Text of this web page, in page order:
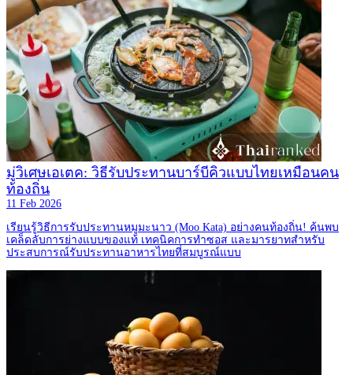
มู่วิเศษเอเตค: วิธีรับประทานบาร์บีคิวแบบไทยเหมือนคน
ท้องถิ่น
11 Feb 2026
เรียนรู้วิธีการรับประทานหมูมะนาว (Moo Kata) อย่างคนท้องถิ่น! ค้นพบ
เคล็ดลับการย่างแบบของแท้ เทคนิคการทำซอส และมารยาทสำหรับ
ประสบการณ์รับประทานอาหารไทยที่สมบูรณ์แบบ